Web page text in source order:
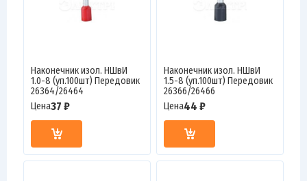
Наконечник изол. НШвИ
1.0-8 (уп.100шт) Передовик
26364/26464
Цена37 ₽
Наконечник изол. НШвИ
1.5-8 (уп.100шт) Передовик
26366/26466
Цена44 ₽